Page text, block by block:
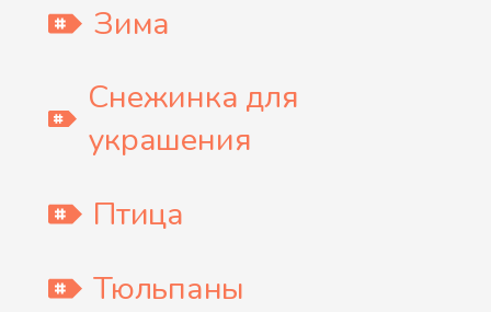
Зима
Снежинка для
украшения
Птица
Тюльпаны